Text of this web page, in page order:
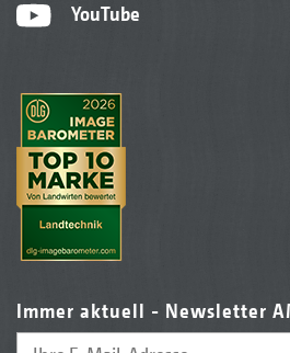
YouTube
Immer aktuell - Newsletter